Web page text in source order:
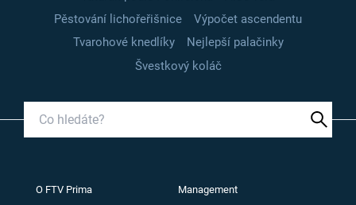
Pěstování lichořeřišnice
Výpočet ascendentu
Tvarohové knedlíky
Nejlepší palačinky
Švestkový koláč
O FTV Prima Management